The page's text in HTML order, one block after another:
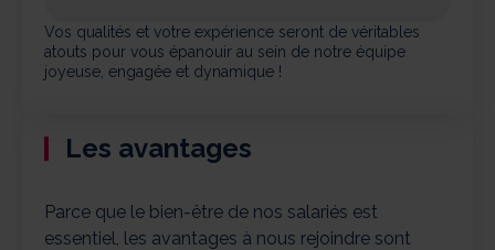
Vos qualités et votre expérience seront de véritables
atouts pour vous épanouir au sein de notre équipe
joyeuse, engagée et dynamique !
Les avantages
Parce que le bien-être de nos salariés est
essentiel, les avantages à nous rejoindre sont